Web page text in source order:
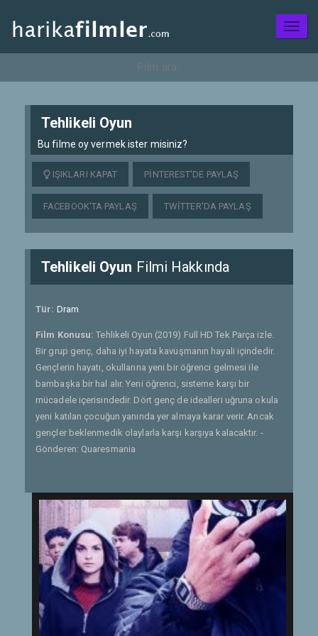
Tehlikeli Oyun
Bu filme oy vermek ister misiniz?
IŞIKLARI KAPAT PINTEREST'DE PAYLAŞ
FACEBOOK'TA PAYLAŞ TWITTER'DA PAYLAŞ
Tehlikeli Oyun Filmi Hakkında
Tür: Dram
Film Konusu:Tehlikeli Oyun (2019) Full HD Tek Parça izle.
Bir grup genç, daha iyi hayata kavuşmanın hayali içindedir.
Gençlerin hayatı, okullarına yeni bir öğrenci gelmesi ile
bambaşka bir hal alır. Yeni öğrenci, sisteme karşı bir
mücadele içerisindedir. Dört genç de idealleri uğruna okula
yeni katılan çocuğun yanında yer almaya karar verir. Ancak
gençler beklenmedik olaylarla karşı karşıya kalacaktır. -
Gönderen: Quaresmania